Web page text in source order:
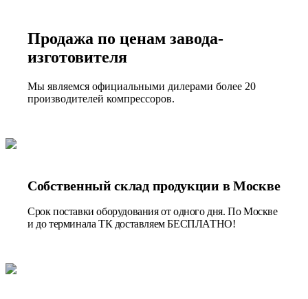
Продажа по ценам завода-
изготовителя
Мы являемся официальными дилерами более 20
производителей компрессоров.
Собственный склад продукции в Москве
Срок поставки оборудования от одного дня. По Москве
и до терминала ТК доставляем БЕСПЛАТНО!